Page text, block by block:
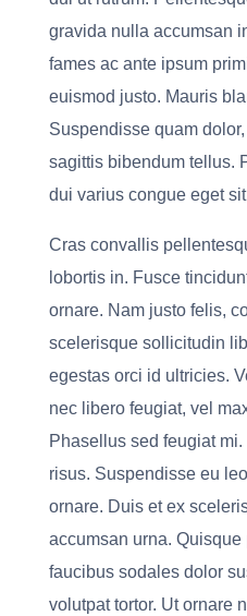
gravida nulla accumsan
fames ac ante ipsum
euismod justo. Mauris
Suspendisse quam
sagittis bibendum tellus.
dui varius congue eget
Cras convallis
lobortis in. Fusce
ornare. Nam justo felis,
scelerisque sollicitudin
egestas orci id ultricies.
nec libero feugiat, vel
Phasellus sed feugiat
risus. Suspendisse eu
ornare. Duis et ex
accumsan urna.
faucibus sodales dolor
volutpat tortor. Ut ornare